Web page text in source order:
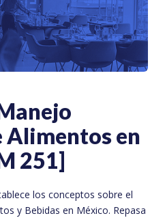
Alimentos en
251]
los conceptos sobre el
y Bebidas en México. Repasa